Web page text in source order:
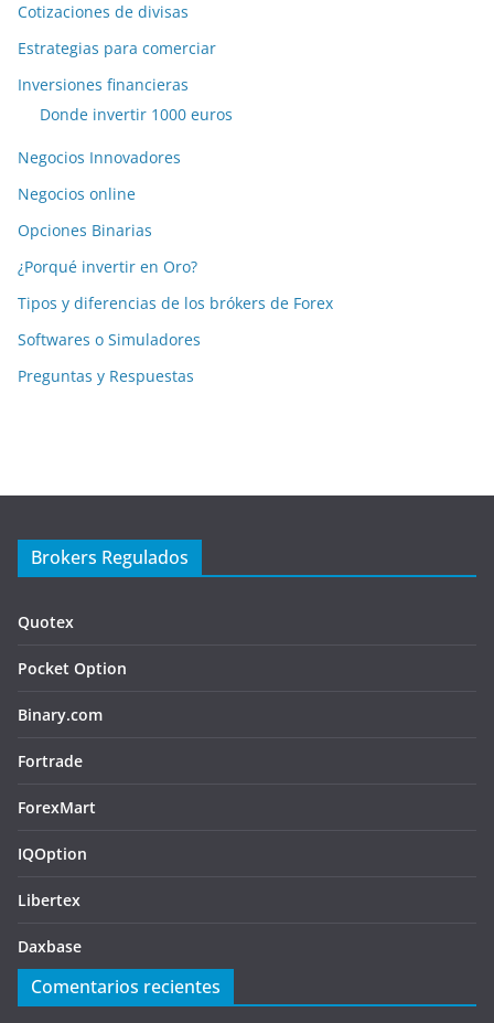
Cotizaciones de divisas
Estrategias para comerciar
Inversiones financieras
Donde invertir 1000 euros
Negocios Innovadores
Negocios online
Opciones Binarias
¿Porqué invertir en Oro?
Tipos y diferencias de los brókers de Forex
Softwares o Simuladores
Preguntas y Respuestas
Brokers Regulados
Quotex
Pocket Option
Binary.com
Fortrade
ForexMart
IQOption
Libertex
Daxbase
Comentarios recientes